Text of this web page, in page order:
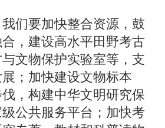
要加快整合资源，鼓
，建设高水平田野考古
文物保护实验室等，支
；加快建设文物标本
，构建中华文明研究保
公共服务平台；加快考